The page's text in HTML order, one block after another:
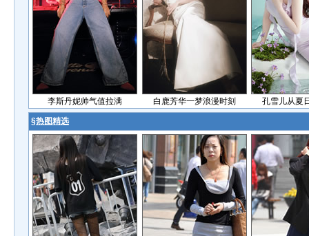
李斯丹妮帅气值拉满 白鹿芳华一梦浪漫时刻 孔雪儿从夏
§热图精选